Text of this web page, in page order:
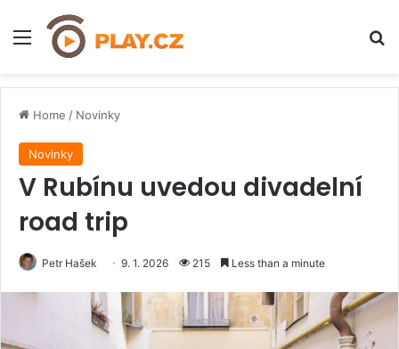
Menu
Home / Novinky
Novinky
V Rubínu uvedou divadelní
road trip
Petr Hašek 9. 1. 2026 215 Less than a minute